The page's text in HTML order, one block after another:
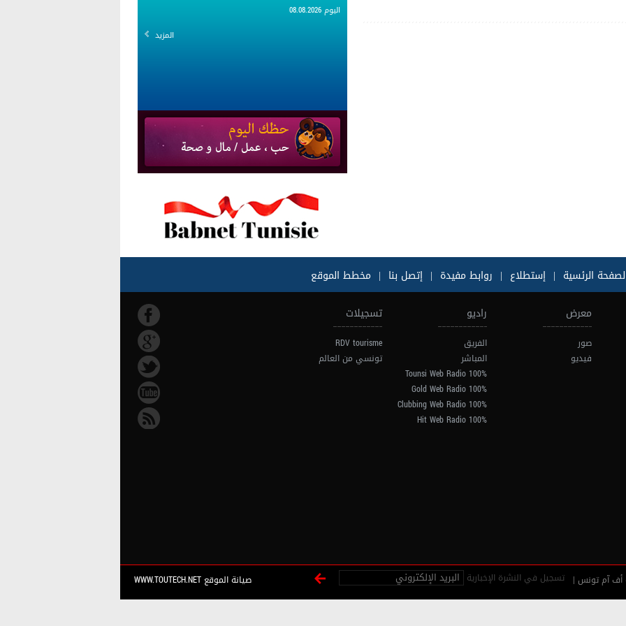
اليوم 08.08.2026
المزيد
الرئسية | إستطلاع | روابط مفيدة | إتصل بنا | مخطط الموقع
معرض
صور
فيديو
راديو
الفريق
المباشر
100% Tounsi Web Radio
100% Gold Web Radio
100% Clubbing Web Radio
100% Hit Web Radio
تسجيلات
RDV tourisme
تونسي من العالم
تسجيل في النشرة الإخبارية صيانة الموقع WWW.TOUTECH.NET